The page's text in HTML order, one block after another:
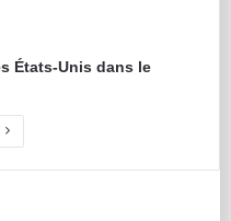
États-Unis dans le